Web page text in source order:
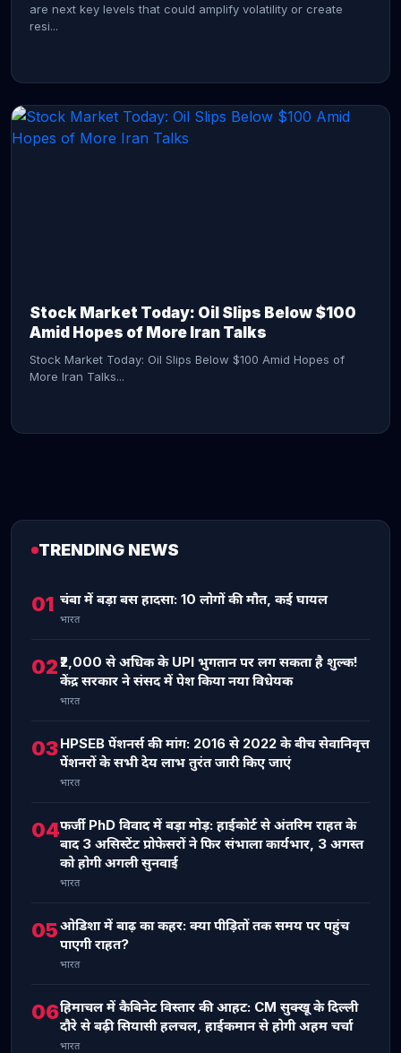
are next key levels that could amplify volatility or create
resi...
Stock Market Today: Oil Slips Below $100
Amid Hopes of More Iran Talks
Stock Market Today: Oil Slips Below $100 Amid Hopes of
More Iran Talks...
TRENDING NEWS
01 चंबा में बड़ा बस हादसा: 10 लोगों की मौत, कई घायल
भारत
02₹2,000 से अधिक के UPI भुगतान पर लग सकता है शुल्क!
केंद्र सरकार ने संसद में पेश किया नया विधेयक
भारत
03HPSEB पेंशनर्स की मांग: 2016 से 2022 के बीच सेवानिवृत्त
पेंशनरों के सभी देय लाभ तुरंत जारी किए जाएं
भारत
04फर्जी PhD विवाद में बड़ा मोड़: हाईकोर्ट से अंतरिम राहत के
बाद 3 असिस्टेंट प्रोफेसरों ने फिर संभाला कार्यभार, 3 अगस्त
को होगी अगली सुनवाई
भारत
05ओडिशा में बाढ़ का कहर: क्या पीड़ितों तक समय पर पहुंच
पाएगी राहत?
भारत
06हिमाचल में कैबिनेट विस्तार की आहट: CM सुक्खू के दिल्ली
दौरे से बढ़ी सियासी हलचल, हाईकमान से होगी अहम चर्चा
भारत